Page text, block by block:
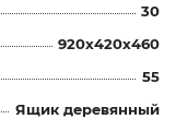
30
920x420x460
55
Ящик деревянный